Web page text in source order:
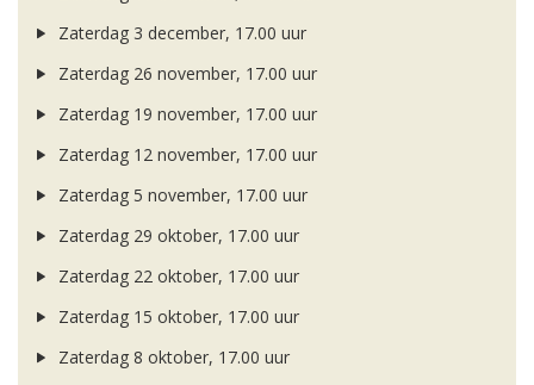
Zaterdag 3 december, 17.00 uur
Zaterdag 26 november, 17.00 uur
Zaterdag 19 november, 17.00 uur
Zaterdag 12 november, 17.00 uur
Zaterdag 5 november, 17.00 uur
Zaterdag 29 oktober, 17.00 uur
Zaterdag 22 oktober, 17.00 uur
Zaterdag 15 oktober, 17.00 uur
Zaterdag 8 oktober, 17.00 uur